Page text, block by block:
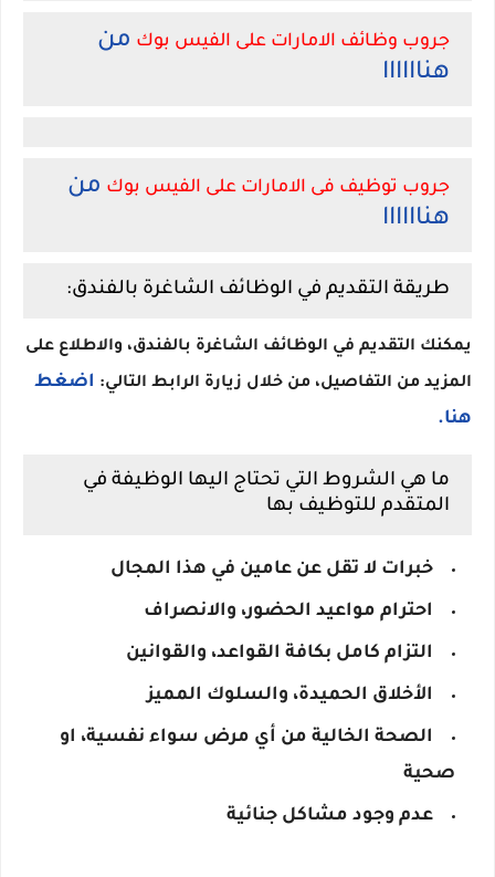
جروب وظائف الامارات على الفيس بوك من
هناااااا
جروب توظيف فى الامارات على الفيس بوك من
هناااااا
طريقة التقديم في الوظائف الشاغرة بالفندق:
يمكنك التقديم في الوظائف الشاغرة بالفندق، والاطلاع على
المزيد من التفاصيل، من خلال زيارة الرابط التالي: اضغط
هنا.
ما هي الشروط التي تحتاج اليها الوظيفة في
المتقدم للتوظيف بها
خبرات لا تقل عن عامين في هذا المجال
احترام مواعيد الحضور، والانصراف
التزام كامل بكافة القواعد، والقوانين
الأخلاق الحميدة، والسلوك المميز
الصحة الخالية من أي مرض سواء نفسية، او
صحية
عدم وجود مشاكل جنائية